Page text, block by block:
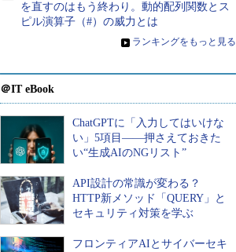
を直すのはもう終わり。動的配列関数とス
ピル演算子（#）の威力とは
» ランキングをもっと見る
＠IT eBook
ChatGPTに「入力してはいけな
い」5項目――押さえておきた
い“生成AIのNGリスト”
API設計の常識が変わる？
HTTP新メソッド「QUERY」と
セキュリティ対策を学ぶ
フロンティアAIとサイバーセキ